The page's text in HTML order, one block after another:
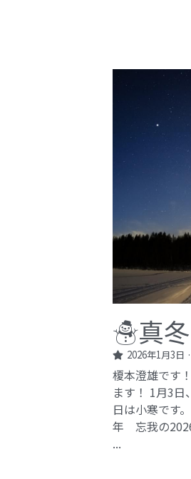
☃️真
2026年1月3日 ·
榎本澄雄です
ます！ 1月3
日は小寒です
年 忘我の
...